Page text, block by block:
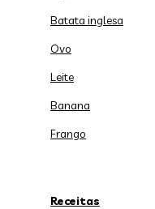
Batata inglesa
Ovo
Leite
Banana
Frango
Receitas